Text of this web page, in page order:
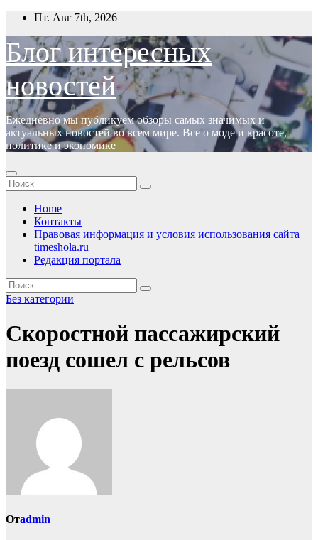
Перейти
содержимому
Пт. Авг 7th, 2026
Блог интересных
новостей
Ежедневно мы публикуем обзоры самых значимых и
актуальных новостей во всем мире. Все о моде и красоте,
политике и экономике
Home
Контакты
Правовая информация и условия использования сайта
timeshola.ru
Редакция портала
Без категории
Скоростной пассажирский
поезд сошел с рельсов
Отadmin